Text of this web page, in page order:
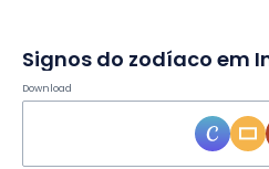
Signos do zodíaco em
Download